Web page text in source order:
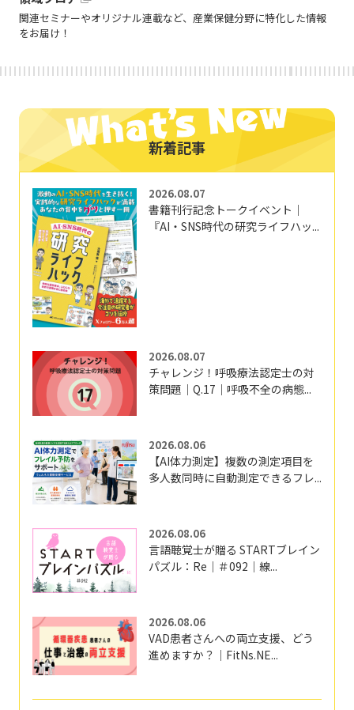
関連セミナーやオリジナル連載など、産業保健分野に特化した情報
をお届け！
新着記事
2026.08.07
書籍刊行記念トークイベント｜
『AI・SNS時代の研究ライフハッ...
2026.08.07
チャレンジ！呼吸療法認定士の対
策問題｜Q.17｜呼吸不全の病態...
2026.08.06
【AI体力測定】複数の測定項目を
多人数同時に自動測定できるフレ...
2026.08.06
言語聴覚士が贈る STARTブレイン
パズル：Re｜＃092｜線...
2026.08.06
VAD患者さんへの両立支援、どう
進めますか？｜FitNs.NE...